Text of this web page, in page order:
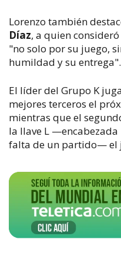
Lorenzo también
Díaz, a quien
"no solo por su juego,
humildad y su entrega".
El líder del Grupo K
mejores terceros el
mientras que el
la llave L
falta de un partido— el